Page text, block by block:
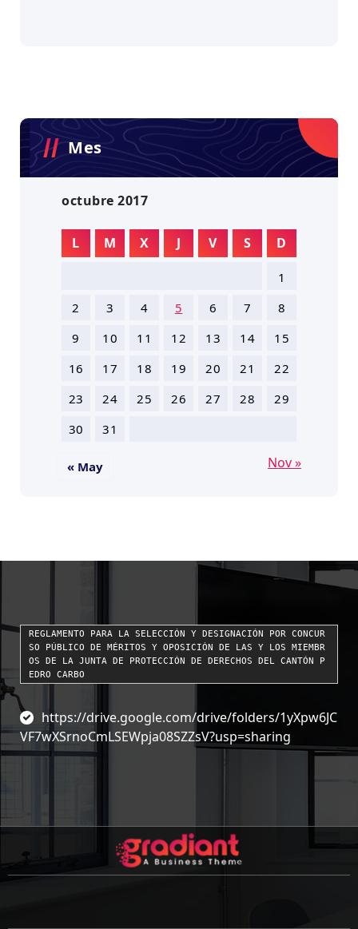
Mes
octubre 2017
L M X J V S D
1
2
3 4 5 6 7
8
9
10 11 12 13 14
15
16
17 18 19 20 21
22
23
24 25 26 27 28
29
30
31
« May Nov »
REGLAMENTO PARA LA SELECCIÓN Y DESIGNACIÓN POR CONCUR
SO PÚBLICO DE MÉRITOS Y OPOSICIÓN DE LAS Y LOS MIEMBR
OS DE LA JUNTA DE PROTECCIÓN DE DERECHOS DEL CANTÓN P
EDRO CARBO
https://drive.google.com/drive/folders/1yXpw6JC
VF7wXSrnoCmLSEWpja08SZZsV?usp=sharing